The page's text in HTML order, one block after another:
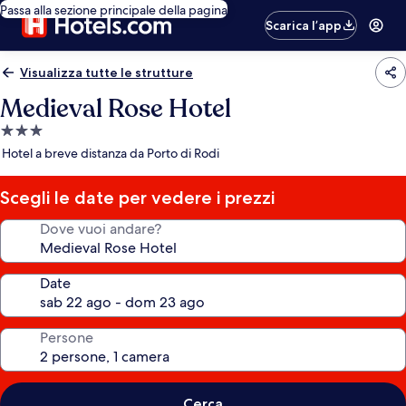
Passa alla sezione principale della pagina
Scarica l’app
Visualizza tutte le strutture
Medieval Rose Hotel
Struttura
a
stelle
Hotel a breve distanza da Porto di Rodi
Scegli le date per vedere i prezzi
Dove vuoi andare?
Date
Persone